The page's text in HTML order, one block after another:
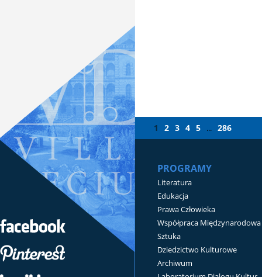
1 2 3 4 5 ... 286
PROGRAMY
Literatura
Edukacja
Prawa Człowieka
Współpraca Międzynarodowa
Sztuka
Dziedzictwo Kulturowe
Archiwum